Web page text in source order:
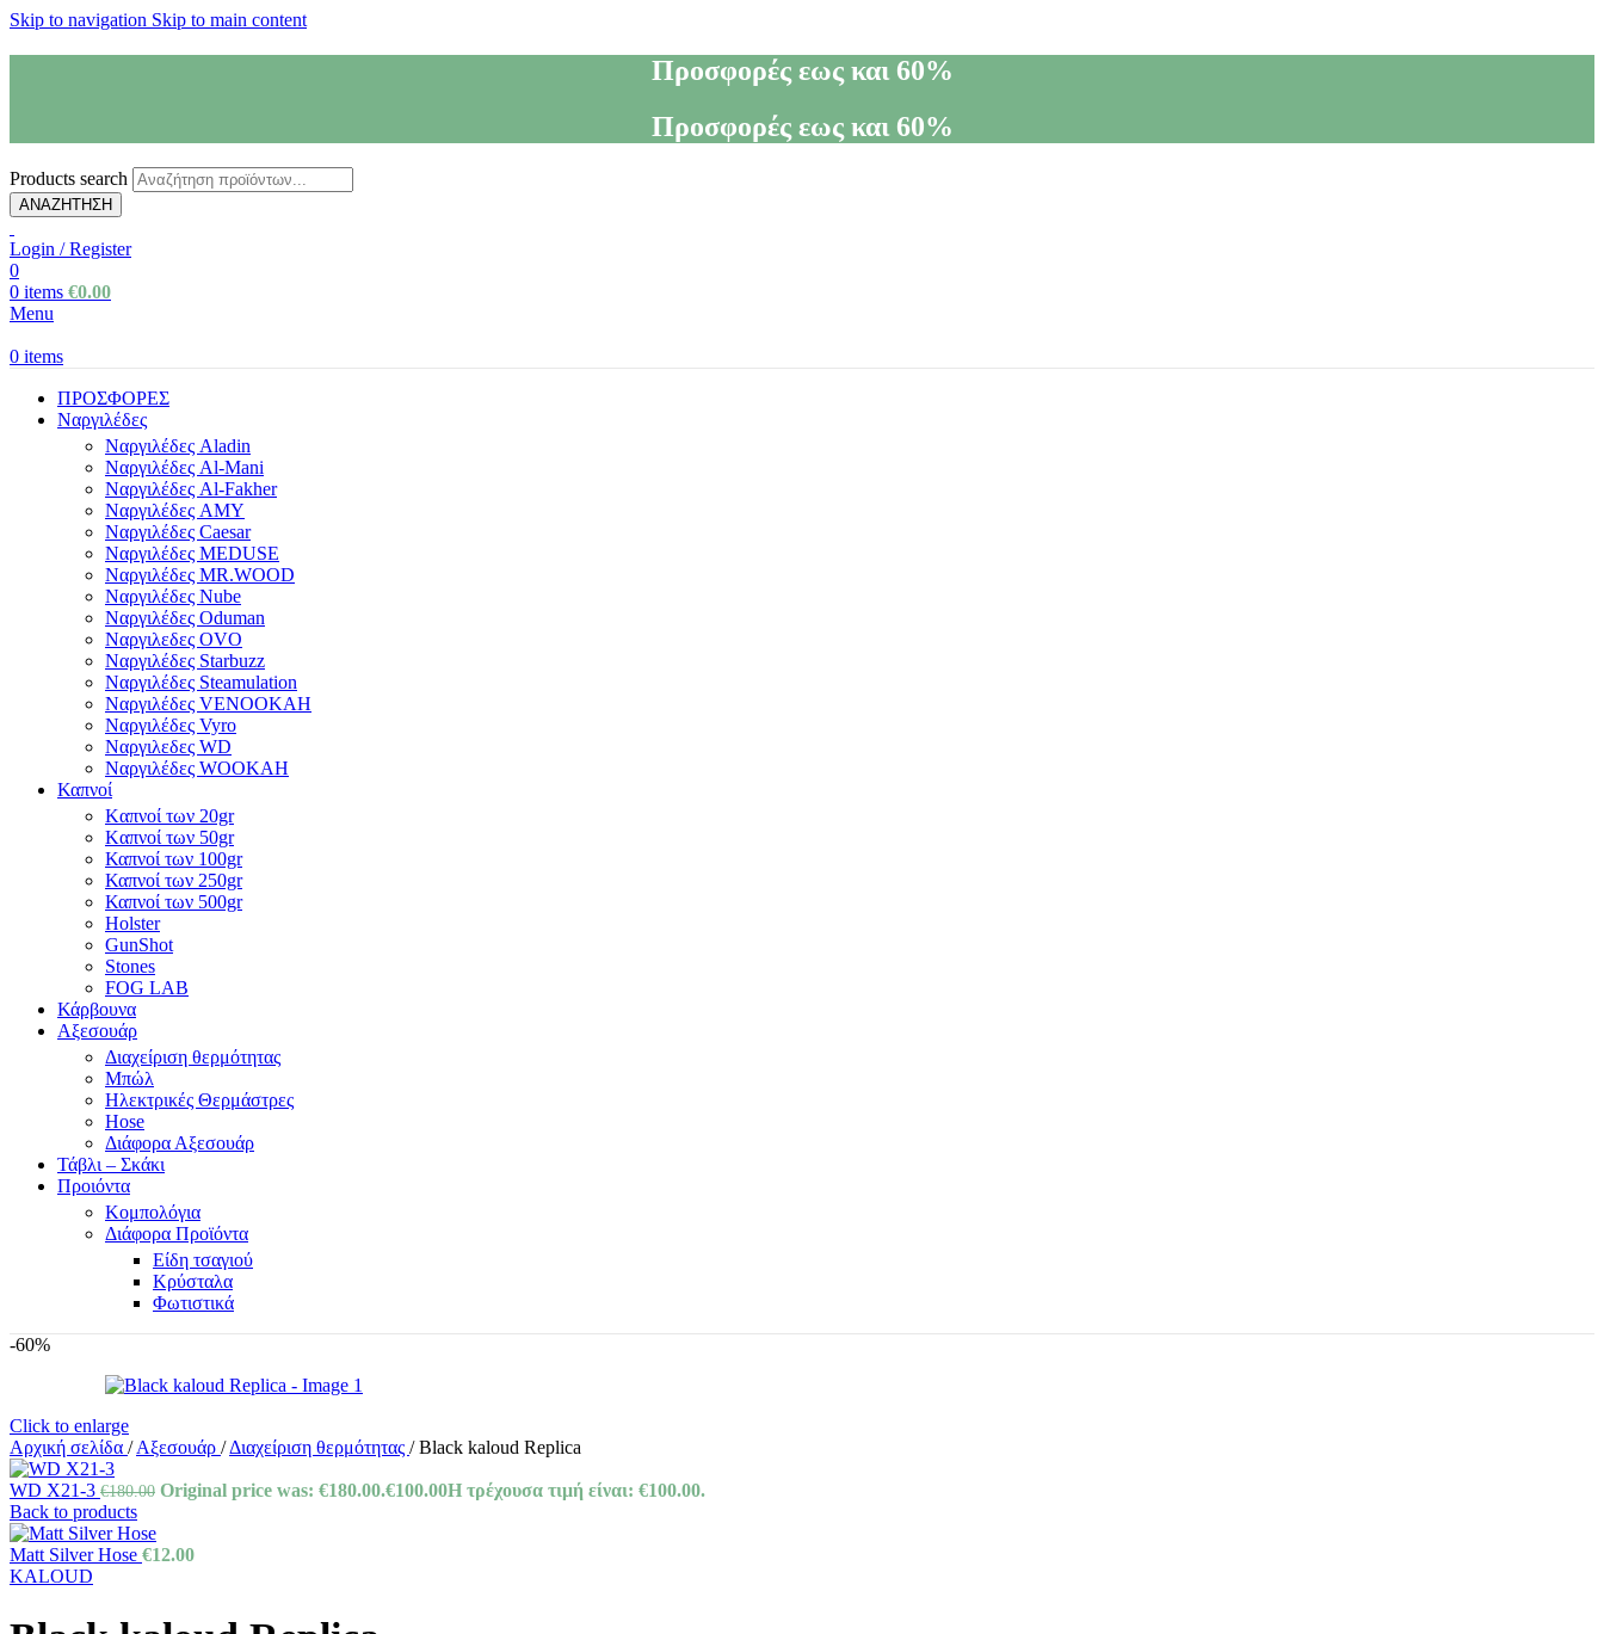
Skip to navigation Skip to main content
Προσφορές εως και 60%
Προσφορές εως και 60%
Products search
ΑΝΑΖΗΤΗΣΗ
Login / Register
0
0 items €0.00
Menu
0 items
ΠΡΟΣΦΟΡΕΣ
Ναργιλέδες
Ναργιλέδες Aladin
Ναργιλέδες Al-Mani
Ναργιλέδες Al-Fakher
Ναργιλέδες AΜΥ
Ναργιλέδες Caesar
Ναργιλέδες MEDUSE
Ναργιλέδες MR.WOOD
Ναργιλέδες Nube
Ναργιλέδες Oduman
Ναργιλεδες OVO
Ναργιλέδες Starbuzz
Ναργιλέδες Steamulation
Ναργιλέδες VENOOKAH
Ναργιλέδες Vyro
Ναργιλεδες WD
Ναργιλέδες WOOKAH
Καπνοί
Kαπνοί των 20gr
Kαπνοί των 50gr
Καπνοί των 100gr
Καπνοί των 250gr
Καπνοί των 500gr
Holster
GunShot
Stones
FOG LAB
Κάρβουνα
Αξεσουάρ
Διαχείριση θερμότητας
Μπώλ
Ηλεκτρικές Θερμάστρες
Hose
Διάφορα Αξεσουάρ
Τάβλι – Σκάκι
Προιόντα
Κομπολόγια
Διάφορα Προϊόντα
Είδη τσαγιού
Κρύσταλα
Φωτιστικά
-60%
Click to enlarge
Αρχική σελίδα / Αξεσουάρ / Διαχείριση θερμότητας / Black kaloud Replica
WD X21-3 €180.00 Original price was: €180.00.€100.00Η τρέχουσα τιμή είναι: €100.00.
Back to products
Matt Silver Hose €12.00
KALOUD